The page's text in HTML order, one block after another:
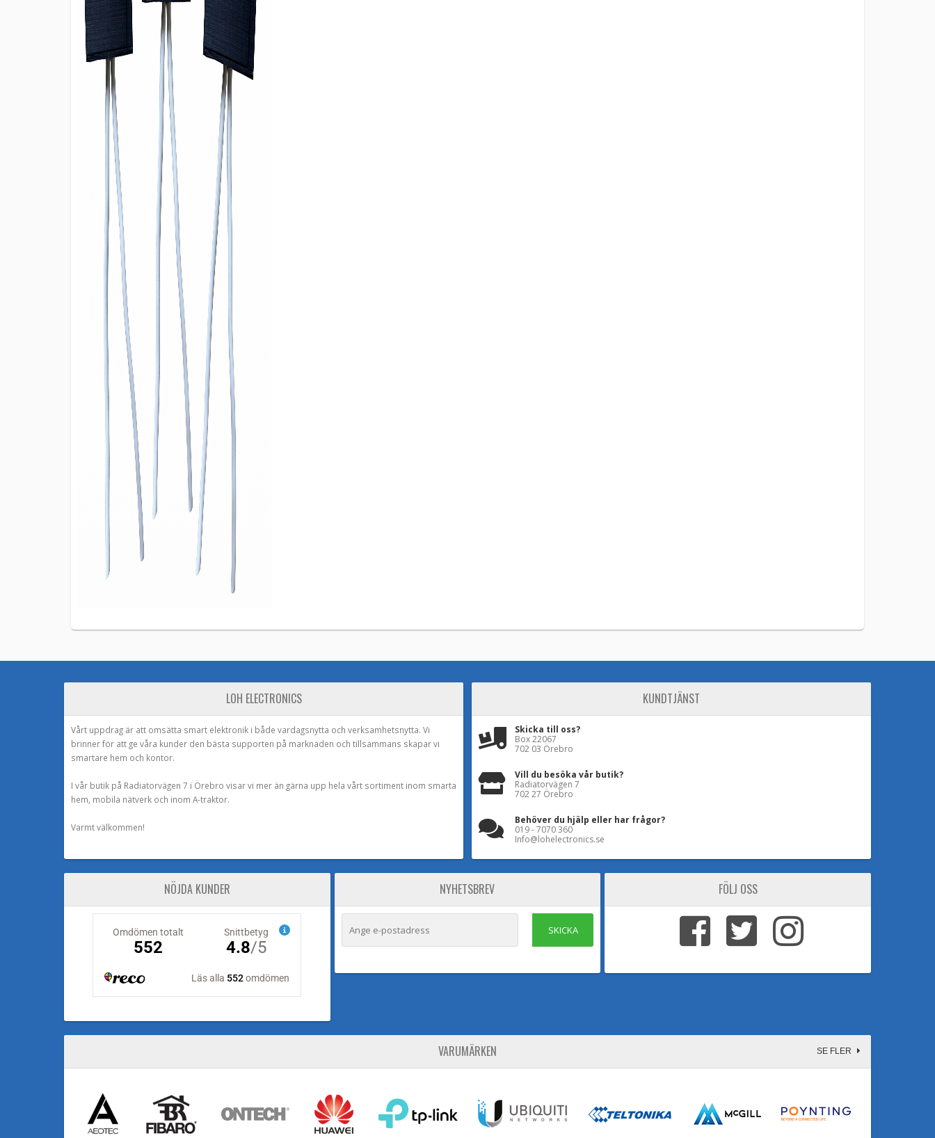
LOH ELECTRONICS
Vårt uppdrag är att omsätta smart elektronik i både vardagsnytta och verksamhetsnytta. Vi
brinner för att ge våra kunder den bästa supporten på marknaden och tillsammans skapar vi
smartare hem och kontor.
I vår butik på Radiatorvägen 7 i Örebro visar vi mer än gärna upp hela vårt sortiment inom smarta
hem, mobila nätverk och inom A-traktor.
Varmt välkommen!
KUNDTJÄNST
Skicka till oss?
Box 22067
702 03 Örebro
Vill du besöka vår butik?
Radiatorvägen 7
702 27 Örebro
Behöver du hjälp eller har frågor?
019 - 7070 360
Info@lohelectronics.se
NÖJDA KUNDER NYHETSBREV
SKICKA
FÖLJ OSS
VARUMÄRKEN SE FLER